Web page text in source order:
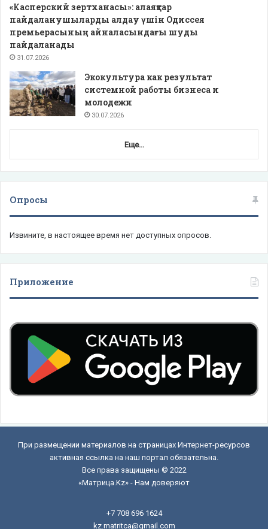
«Касперский зертханасы»: алаяқтар
пайдаланушыларды алдау үшін Одиссея
премьерасының айналасындағы шуды
пайдаланады
31.07.2026
Экокультура как результат
системной работы бизнеса и
молодежи
30.07.2026
Еще...
Опросы
Извините, в настоящее время нет доступных опросов.
Приложение
При размещении материалов на страницах Интернет-ресурсов
активная ссылка на наш портал обязательна.
Все права защищены © 2022
«Матрица.Kz» - Нам доверяют
+7 708 696 1624
kz.matritca@gmail.com